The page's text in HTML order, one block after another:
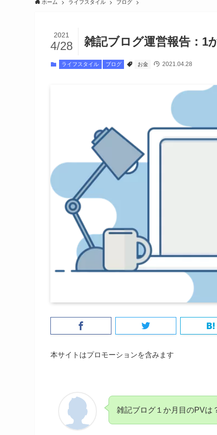
ホーム ライフスタイル ブログ
雑記ブログ運営報告：1
2021
4/28
ライフスタイル ブログ お金 2021.04.28
本サイトはプロモーションを含みます
雑記ブログ１か月目のPVは